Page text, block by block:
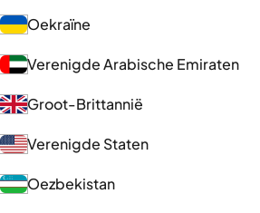
Oekraïne
Verenigde Arabische Emiraten
Groot-Brittannië
Verenigde Staten
Oezbekistan